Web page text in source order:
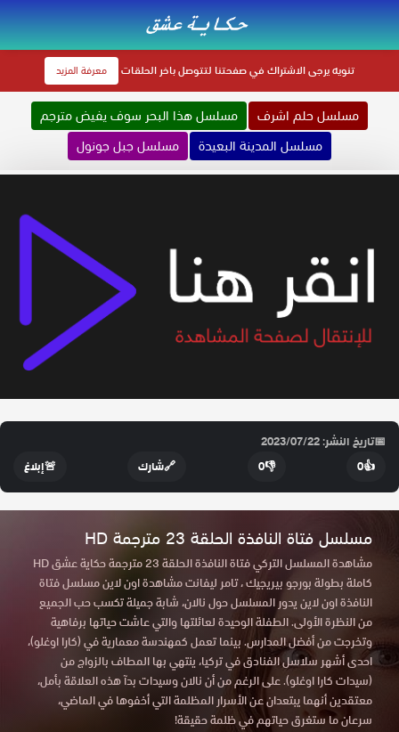
تنويهيرجى الاشتراك في صفحتنا لتتوصل باخر الحلقات معرفة المزيد
مسلسل حلم اشرف
مسلسل هذا البحر سوف يفيض مترجم
مسلسل المدينة البعيدة
مسلسل جبل جونول
📅تاريخ النشر: 2023/07/22
👍
0
👎
0
🔗شارك 🚨إبلاغ
مسلسل فتاة النافذة الحلقة 23 مترجمة HD
مشاهدة المسلسل التركي فتاة النافذة الحلقة 23 مترجمة حكاية عشق HD
كاملة بطولة بورجو بيريجيك ، تامر ليفانت مشاهدة اون لاين مسلسل فتاة
النافذة اون لاين يدور المسلسل حول نالان، شابة جميلة تكسب حب الجميع
من النظرة الأولى. الطفلة الوحيدة لعائلتها والتي عاشت حياتها برفاهية
وتخرجت من أفضل المدارس. بينما تعمل كمهندسة معمارية في (كارا اوغلو)،
احدى أشهر سلاسل الفنادق في تركيا، ينتهي بها المطاف بالزواج من
(سيدات كارا اوغلو). على الرغم من أن نالان وسيدات بدآ هذه العلاقة بأمل،
معتقدين أنهما يبتعدان عن الأسرار المظلمة التي أخفوها في الماضي،
سرعان ما ستغرق حياتهم في ظلمة حقيقة!